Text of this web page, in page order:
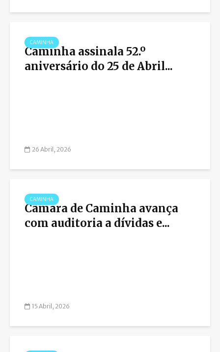
CAMINHA
Caminha assinala 52.º
aniversário do 25 de Abril...
26 Abril, 2026
CAMINHA
Câmara de Caminha avança
com auditoria a dívidas e...
15 Abril, 2026